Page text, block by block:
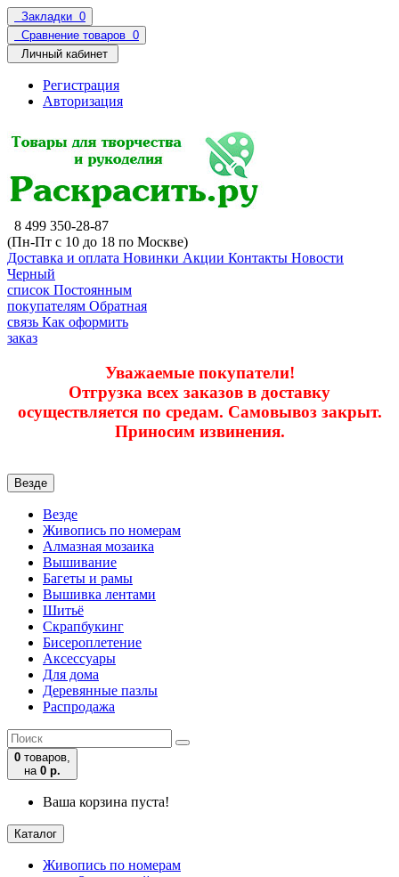
Закладки 0
Сравнение товаров 0
Личный кабинет
Регистрация
Авторизация
8 499 350-28-87
(Пн-Пт с 10 до 18 по Москве)
Доставка и оплата Новинки Акции Контакты Новости
Черный
список Постоянным
покупателям Обратная
связь Как оформить
заказ
Уважаемые покупатели!
Отгрузка всех заказов в доставку
осуществляется по средам. Самовывоз закрыт.
Приносим извинения.
Везде
Везде
Живопись по номерам
Алмазная мозаика
Вышивание
Багеты и рамы
Вышивка лентами
Шитьё
Скрапбукинг
Бисероплетение
Аксессуары
Для дома
Деревянные пазлы
Распродажа
0 товаров,
на 0 р.
Ваша корзина пуста!
Каталог
Живопись по номерам